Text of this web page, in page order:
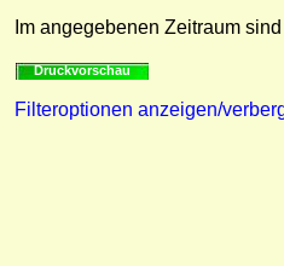
Im angegebenen Zeitraum
Druckvorschau
Filteroptionen anzeigen/